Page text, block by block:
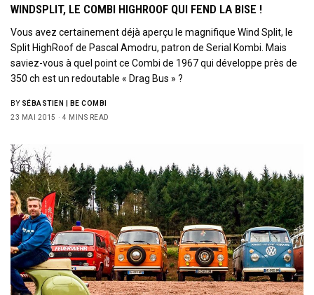
WINDSPLIT, LE COMBI HIGHROOF QUI FEND LA BISE !
Vous avez certainement déjà aperçu le magnifique Wind Split, le
Split HighRoof de Pascal Amodru, patron de Serial Kombi. Mais
saviez-vous à quel point ce Combi de 1967 qui développe près de
350 ch est un redoutable « Drag Bus » ?
BY SÉBASTIEN | BE COMBI
23 MAI 2015
4 MINS READ